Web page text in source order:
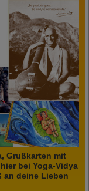
Grußkarten mit
bei Yoga-Vidya
an deine Lieben